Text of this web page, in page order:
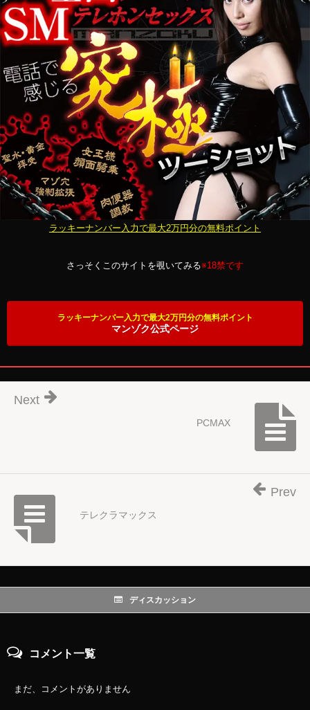
ラッキーナンバー入力で最大2万円分の無料ポイント
さっそくこのサイトを覗いてみる※18禁です
ラッキーナンバー入力で最大2万円分の無料ポイント
マンゾク公式ページ
PCMAX
Next
テレクラマックス
Prev
ディスカッション
コメント一覧
まだ、コメントがありません